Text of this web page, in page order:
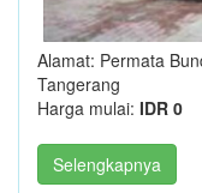
Alamat: Permata
Tangerang
Harga mulai: IDR 0
Selengkapnya